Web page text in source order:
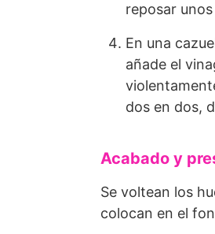
reposar
En una
añade el
dos en dos,
Acabado y
Se voltean los
colocan en el